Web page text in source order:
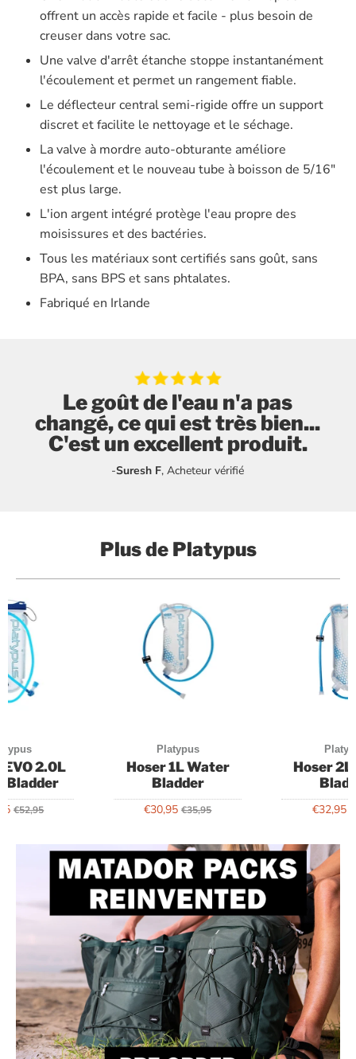
offrent un accès rapide et facile - plus besoin de
creuser dans votre sac.
Une valve d'arrêt étanche stoppe instantanément
l'écoulement et permet un rangement fiable.
Le déflecteur central semi-rigide offre un support
discret et facilite le nettoyage et le séchage.
La valve à mordre auto-obturante améliore
l'écoulement et le nouveau tube à boisson de 5/16"
est plus large.
L'ion argent intégré protège l'eau propre des
moisissures et des bactéries.
Tous les matériaux sont certifiés sans goût, sans
BPA, sans BPS et sans phtalates.
Fabriqué en Irlande
Le goût de l'eau n'a pas
changé, ce qui est très bien...
C'est un excellent produit.
-Suresh F, Acheteur vérifié
Plus de Platypus
2.0L
Bladder
€52,95
Platypus
Hoser 1L Water
Bladder
€30,95 €35,95
Hoser
€32,95